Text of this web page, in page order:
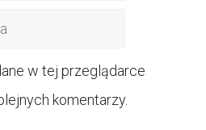
w tej przeglądarce
komentarzy.